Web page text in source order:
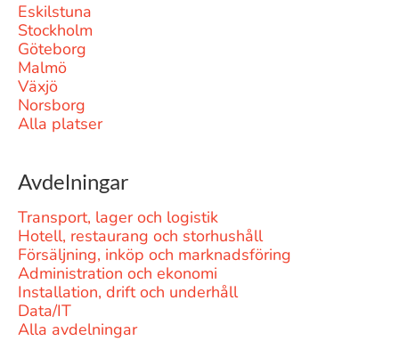
Eskilstuna
Stockholm
Göteborg
Malmö
Växjö
Norsborg
Alla platser
Avdelningar
Transport, lager och logistik
Hotell, restaurang och storhushåll
Försäljning, inköp och marknadsföring
Administration och ekonomi
Installation, drift och underhåll
Data/IT
Alla avdelningar